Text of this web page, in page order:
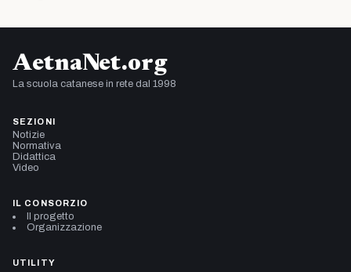
AetnaNet.org
La scuola catanese in rete dal 1998
SEZIONI
Notizie
Normativa
Didattica
Video
IL CONSORZIO
Il progetto
Organizzazione
UTILITY